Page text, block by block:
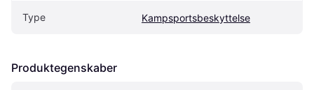
Type Kampsportsbeskyttelse
Produktegenskaber